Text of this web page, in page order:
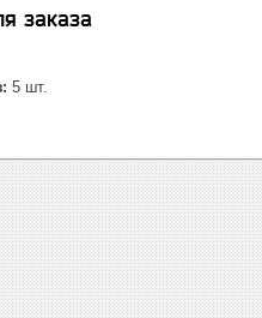
заказа
5 шт.